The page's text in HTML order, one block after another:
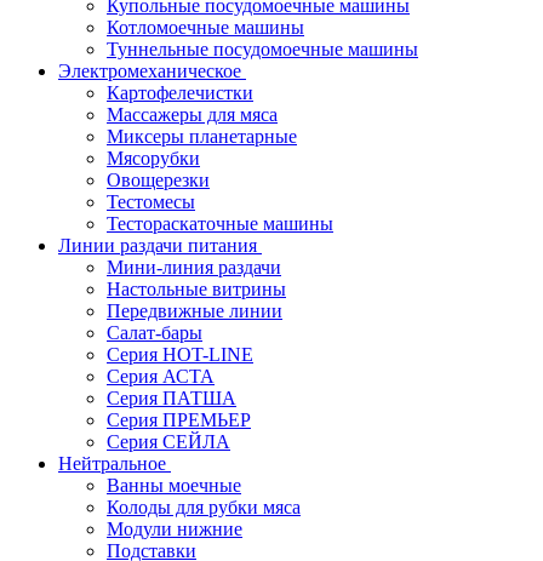
Купольные посудомоечные машины
Котломоечные машины
Туннельные посудомоечные машины
Электромеханическое
Картофелечистки
Массажеры для мяса
Миксеры планетарные
Мясорубки
Овощерезки
Тестомесы
Тестораскаточные машины
Линии раздачи питания
Мини-линия раздачи
Настольные витрины
Передвижные линии
Салат-бары
Серия HOT-LINE
Серия АСТА
Серия ПАТША
Серия ПРЕМЬЕР
Серия СЕЙЛА
Нейтральное
Ванны моечные
Колоды для рубки мяса
Модули нижние
Подставки